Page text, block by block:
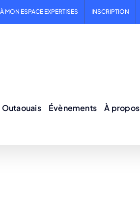
MON ESPACE EXPERTISES INSCRIPTION
Évènements À propos